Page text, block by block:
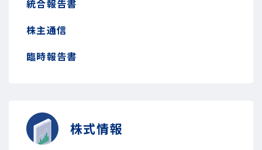
統合報告書
株主通信
臨時報告書
株式情報